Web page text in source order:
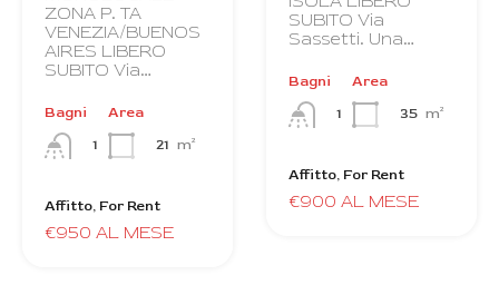
ZONA P. TA
VENEZIA/BUENOS
AIRES LIBERO
SUBITO Via…
Bagni
1
Area
21 m²
Affitto, For Rent
€950 AL MESE
SUBITO Via
Sassetti. Una…
Bagni
1
Area
35 m²
Affitto, For Rent
€900 AL MESE